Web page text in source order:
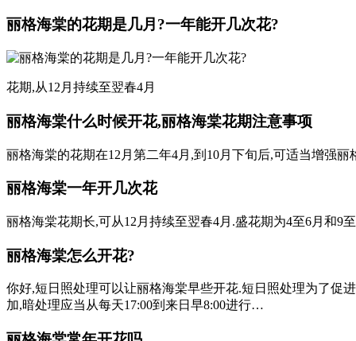
丽格海棠的花期是几月?一年能开几次花?
花期,从12月持续至翌春4月
丽格海棠什么时候开花,丽格海棠花期注意事项
丽格海棠的花期在12月第二年4月,到10月下旬后,可适当增强
丽格海棠一年开几次花
丽格海棠花期长,可从12月持续至翌春4月.盛花期为4至6月和9
丽格海棠怎么开花?
你好,短日照处理可以让丽格海棠早些开花.短日照处理为了促
加,暗处理应当从每天17:00到来日早8:00进行…